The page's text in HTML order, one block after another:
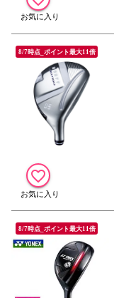
8/7時点_ポイント最大11倍
8/7時点_ポイント最大11倍